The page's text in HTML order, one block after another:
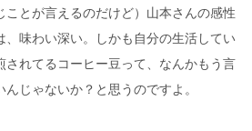
ことが言えるのだけど）山本さんの感性
、味わい深い。しかも自分の生活してい
されてるコーヒー豆って、なんかもう言
じゃないか？と思うのですよ。